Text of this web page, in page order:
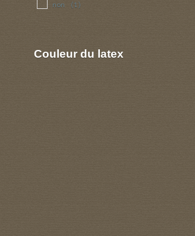
non (1)
Couleur du latex